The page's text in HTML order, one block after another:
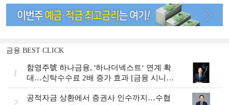
금융 BEST CLICK
1
함영주號 하나금융, '하나더넥스트‘ 연계 확
대…신탁수수료 2배 증가 효과 [금융 시니어
비즈니스 돋보기]
공적자금 상환에서 증권사 인수까지…수협